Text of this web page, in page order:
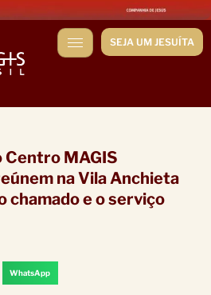
SEJA UM JESUÍTA
Centro MAGIS
na Vila Anchieta
chamado e o serviço
WhatsApp